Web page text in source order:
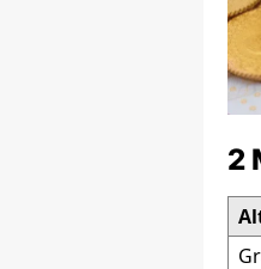
2